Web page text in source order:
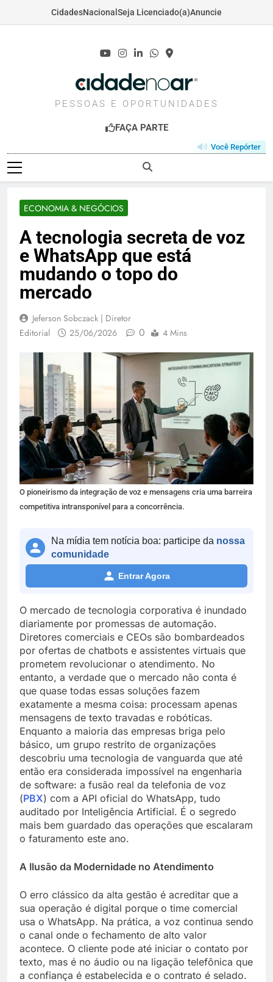
CidadesNacional Seja Licenciado(a)Anuncie
CIDADENOAR.COM
PESSOAS E OPORTUNIDADES
FAÇA PARTE
Você Repórter
ECONOMIA & NEGÓCIOS
A tecnologia secreta de voz
e WhatsApp que está
mudando o topo do
mercado
Jeferson Sobczack | Diretor
Editorial
25/06/2026 0 4 Mins
O pioneirismo da integração de voz e mensagens cria uma barreira
competitiva intransponível para a concorrência.
Na mídia tem notícia boa: participe da nossa
comunidade
Entrar Agora
O mercado de tecnologia corporativa é inundado
diariamente por promessas de automação.
Diretores comerciais e CEOs são bombardeados
por ofertas de chatbots e assistentes virtuais que
prometem revolucionar o atendimento. No
entanto, a verdade que o mercado não conta é
que quase todas essas soluções fazem
exatamente a mesma coisa: processam apenas
mensagens de texto travadas e robóticas.
Enquanto a maioria das empresas briga pelo
básico, um grupo restrito de organizações
descobriu uma tecnologia de vanguarda que até
então era considerada impossível na engenharia
de software: a fusão real da telefonia de voz
(PBX) com a API oficial do WhatsApp, tudo
auditado por Inteligência Artificial. É o segredo
mais bem guardado das operações que escalaram
o faturamento este ano.
A Ilusão da Modernidade no Atendimento
O erro clássico da alta gestão é acreditar que a
sua operação é digital porque o time comercial
usa o WhatsApp. Na prática, a voz continua sendo
o canal onde o fechamento de alto valor
acontece. O cliente pode até iniciar o contato por
texto, mas é no áudio ou na ligação telefônica que
a confiança é estabelecida e o contrato é selado.